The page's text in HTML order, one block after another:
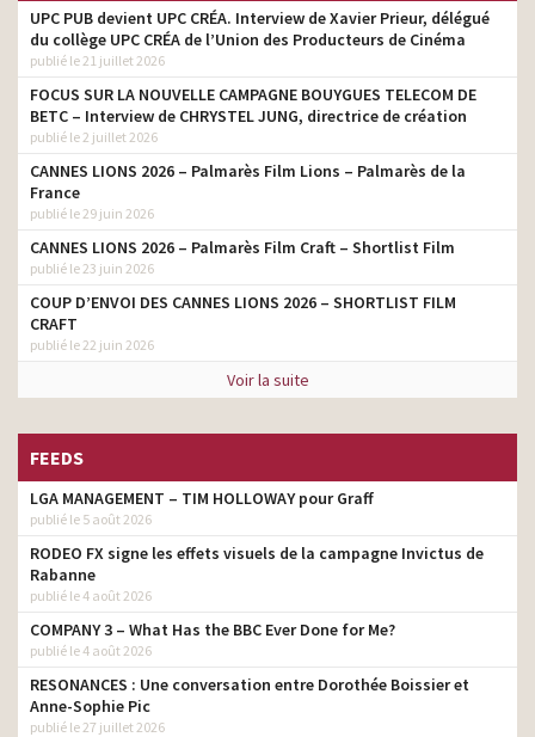
UPC PUB devient UPC CRÉA. Interview de Xavier Prieur, délégué
du collège UPC CRÉA de l’Union des Producteurs de Cinéma
publié le 21 juillet 2026
FOCUS SUR LA NOUVELLE CAMPAGNE BOUYGUES TELECOM DE
BETC – Interview de CHRYSTEL JUNG, directrice de création
publié le 2 juillet 2026
CANNES LIONS 2026 – Palmarès Film Lions – Palmarès de la
France
publié le 29 juin 2026
CANNES LIONS 2026 – Palmarès Film Craft – Shortlist Film
publié le 23 juin 2026
COUP D’ENVOI DES CANNES LIONS 2026 – SHORTLIST FILM
CRAFT
publié le 22 juin 2026
Voir la suite
FEEDS
LGA MANAGEMENT – TIM HOLLOWAY pour Graff
publié le 5 août 2026
RODEO FX signe les effets visuels de la campagne Invictus de
Rabanne
publié le 4 août 2026
COMPANY 3 – What Has the BBC Ever Done for Me?
publié le 4 août 2026
RESONANCES : Une conversation entre Dorothée Boissier et
Anne-Sophie Pic
publié le 27 juillet 2026